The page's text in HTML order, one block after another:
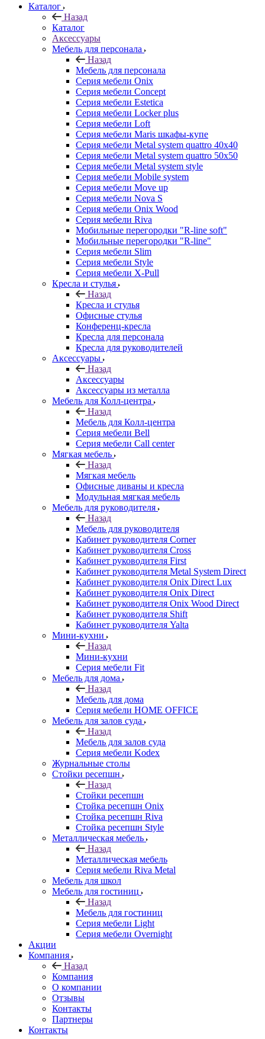
Каталог
Назад
Каталог
Аксессуары
Мебель для персонала
Назад
Мебель для персонала
Серия мебели Onix
Серия мебели Concept
Серия мебели Estetica
Серия мебели Locker plus
Серия мебели Loft
Серия мебели Maris шкафы-купе
Серия мебели Metal system quattro 40x40
Серия мебели Metal system quattro 50x50
Серия мебели Metal system style
Серия мебели Mobile system
Серия мебели Move up
Серия мебели Nova S
Серия мебели Onix Wood
Серия мебели Riva
Мобильные перегородки "R-line soft"
Мобильные перегородки "R-line"
Серия мебели Slim
Серия мебели Style
Серия мебели X-Pull
Кресла и стулья
Назад
Кресла и стулья
Офисные стулья
Конференц-кресла
Кресла для персонала
Кресла для руководителей
Аксессуары
Назад
Аксессуары
Аксессуары из металла
Мебель для Колл-центра
Назад
Мебель для Колл-центра
Серия мебели Bell
Серия мебели Call center
Мягкая мебель
Назад
Мягкая мебель
Офисные диваны и кресла
Модульная мягкая мебель
Мебель для руководителя
Назад
Мебель для руководителя
Кабинет руководителя Corner
Кабинет руководителя Cross
Кабинет руководителя First
Кабинет руководителя Metal System Direct
Кабинет руководителя Onix Direct Lux
Кабинет руководителя Onix Direct
Кабинет руководителя Onix Wood Direct
Кабинет руководителя Shift
Кабинет руководителя Yalta
Мини-кухни
Назад
Мини-кухни
Серия мебели Fit
Мебель для дома
Назад
Мебель для дома
Серия мебели HOME OFFICE
Мебель для залов суда
Назад
Мебель для залов суда
Серия мебели Kodex
Журнальные столы
Стойки ресепшн
Назад
Стойки ресепшн
Стойка ресепшн Onix
Стойка ресепшн Riva
Стойка ресепшн Style
Металлическая мебель
Назад
Металлическая мебель
Серия мебели Riva Metal
Мебель для школ
Мебель для гостиниц
Назад
Мебель для гостиниц
Серия мебели Light
Серия мебели Overnight
Акции
Компания
Назад
Компания
О компании
Отзывы
Контакты
Партнеры
Контакты